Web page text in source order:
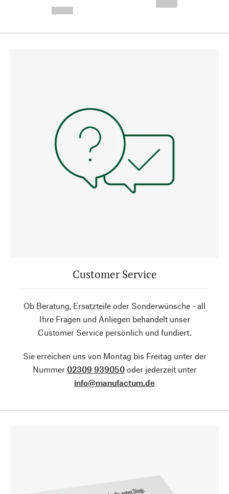
Customer Service
Ob Beratung, Ersatzteile oder Sonderwünsche - all
Ihre Fragen und Anliegen behandelt unser
Customer Service persönlich und fundiert.
Sie erreichen uns von Montag bis Freitag unter der
Nummer 02309 939050oder jederzeit unter
info@manufactum.de